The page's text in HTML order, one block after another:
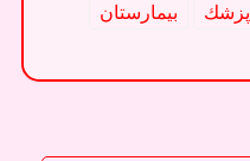
پزشك
بیمارستان